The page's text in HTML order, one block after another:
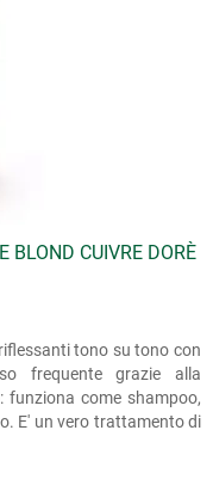
BLOND CUIVRE DORÈ
tono su tono con
frequente grazie alla
come shampoo,
E' un vero trattamento di